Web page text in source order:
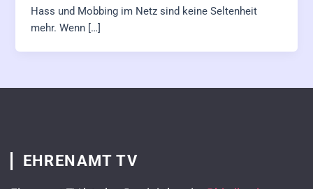
Hass und Mobbing im Netz sind keine Seltenheit
mehr. Wenn […]
EHRENAMT TV